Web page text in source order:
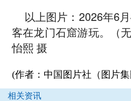
以上图片：2026年6
客在龙门石窟游玩。（
怡熙 摄
(作者：中国图片社（图片
相关资讯